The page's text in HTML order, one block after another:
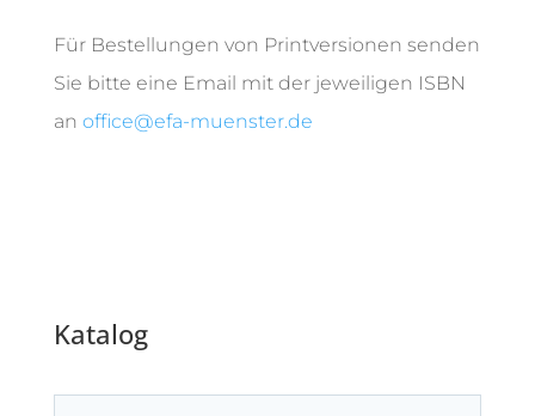
Für Bestellungen von Printversionen senden
Sie bitte eine Email mit der jeweiligen ISBN
an office@efa-muenster.de
Katalog